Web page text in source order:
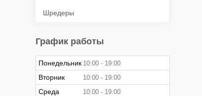
Шредеры
График работы
Понедельник 10:00 19:00
Вторник 10:00 19:00
Среда 10:00 19:00